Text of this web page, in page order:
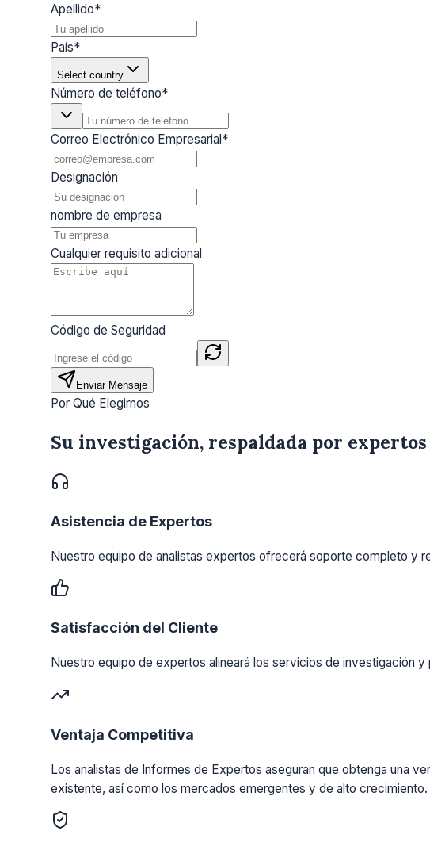
Apellido*
País*
Select country
Número de teléfono*
Correo Electrónico Empresarial*
Designación
nombre de empresa
Cualquier requisito adicional
Código de Seguridad
Enviar Mensaje
Por Qué Elegirnos
Su investigación, respaldada por expertos
Asistencia de Expertos
Nuestro equipo de analistas expertos ofrecerá soporte completo y
Satisfacción del Cliente
Nuestro equipo de expertos alineará los servicios de investigación
Ventaja Competitiva
Los analistas de Informes de Expertos aseguran que obtenga una
existente, así como los mercados emergentes y de alto crecimiento.